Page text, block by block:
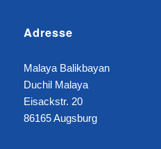
Adresse
Malaya Balikbayan
Duchil Malaya
Eisackstr. 20
86165 Augsburg